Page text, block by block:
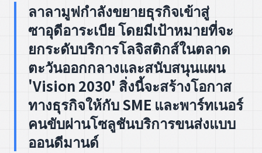
ลาลามูฟกำลังขยายธุรกิจเข้าสู่
ซาอุดีอาระเบีย โดยมีเป้าหมายที่จะ
ยกระดับบริการโลจิสติกส์ในตลาด
ตะวันออกกลางและสนับสนุนแผน
'Vision 2030' สิ่งนี้จะสร้างโอกาส
ทางธุรกิจให้กับ SME และพาร์ทเนอร์
คนขับผ่านโซลูชันบริการขนส่งแบบ
ออนดีมานด์